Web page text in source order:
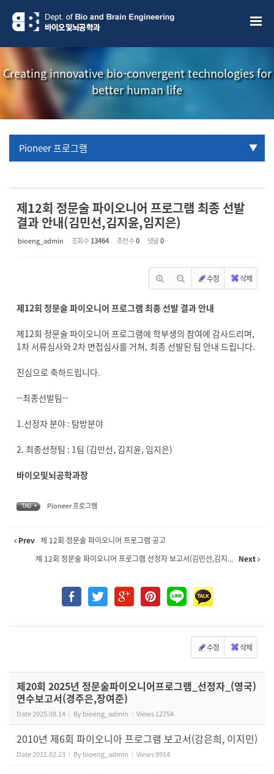
Creating innovative bio-convergent technologies for
better human life
Pioneer 프로그램
학부생 국제학술대회 참관프로그램
제12회 정문술 파이오니어 프로그램 최종 선발
결과 안내(김민선,김지윤,임지은)
bioeng_admin 조회 수13464 추천 수0 댓글0
수정 삭제
제12회 정문술 파이오니어 프로그램 최종 선발 결과 안내
제12회 정문술 파이오니어 프로그램에 학부생의 참여에 감사드리며,
1차 서류심사와 2차 면접심사를 거쳐, 최종 선발된 팀 안내 드립니다.
진심으로 축하드립니다.
--최종선발팀--
1.선정자 분야 : 탐방분야
2. 최종선정팀 : 1팀 (김민선, 김지윤, 임지은)
바이오및뇌공학과장
TAG • Pioneer 프로그램
Prev 제 12회 정문술 파이오니어 프로그램 공고
제 12회 정문술 파이오니어 프로그램 선정자 보고서(김민선,김지... Next
수정 삭제
제20회 2025년 정문술파이오니어프로그램_선정자_(영국)
연수보고서(경주은,장여준)
Date2025.08.14 Bybioeng_admin Views12754
2010년 제6회 파이오니아 프로그램 보고서(강은희, 이지민)
Date2011.02.23 Bybioeng_admin Views9914